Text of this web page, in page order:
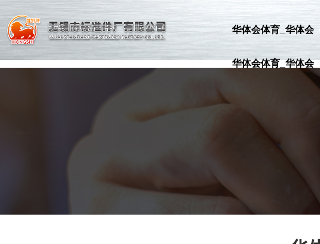
华体会体育_华体会（中国）
华体会体育_华体会
华体会体育_华体会